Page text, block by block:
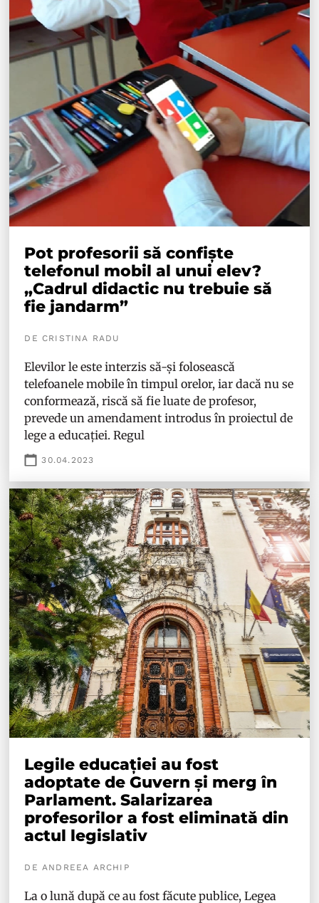
Pot profesorii să confiște
telefonul mobil al unui elev?
„Cadrul didactic nu trebuie să
fie jandarm”
DE CRISTINA RADU
Elevilor le este interzis să-și folosească
telefoanele mobile în timpul orelor, iar dacă nu se
conformează, riscă să fie luate de profesor,
prevede un amendament introdus în proiectul de
lege a educației. Regul
30.04.2023
Legile educației au fost
adoptate de Guvern și merg în
Parlament. Salarizarea
profesorilor a fost eliminată din
actul legislativ
DE ANDREEA ARCHIP
La o lună după ce au fost făcute publice, Legea